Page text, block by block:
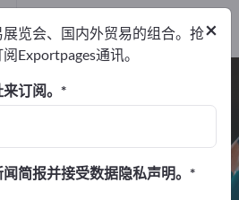
造商和供应商
11
经销商11
服务提供商1×
览会、国内外贸易的组合。抢
Exportpages通讯。
订阅。
简报并接受数据隐私声明。